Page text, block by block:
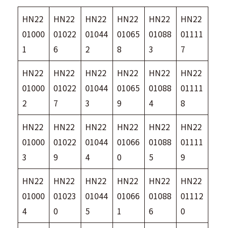
HN22
01000
1
HN22
01022
6
HN22
01044
2
HN22
01065
8
HN22
01088
3
HN22
01111
7
HN22
01000
2
HN22
01022
7
HN22
01044
3
HN22
01065
9
HN22
01088
4
HN22
01111
8
HN22
01000
3
HN22
01022
9
HN22
01044
4
HN22
01066
0
HN22
01088
5
HN22
01111
9
HN22
01000
4
HN22
01023
0
HN22
01044
5
HN22
01066
1
HN22
01088
6
HN22
01112
0